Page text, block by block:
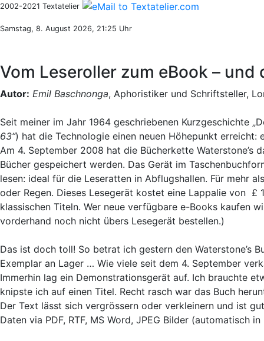
2002-2021 Textatelier
Samstag, 8. August 2026, 21:25 Uhr
Vom Leseroller zum eBook –
Autor: Emil Baschnonga, Aphoristiker und Schriftsteller,
Seit meiner im Jahr 1964 geschriebenen Kurzgeschichte
63“) hat die Technologie einen neuen Höhepunkt
Am 4. September 2008 hat die Bücherkette Waterstone’s
Bücher gespeichert werden. Das Gerät im
lesen: ideal für die Leseratten in Abflugshallen. Für mehr
oder Regen. Dieses Lesegerät kostet eine Lappalie von
klassischen Titeln. Wer neue verfügbare e-Books kaufen
vorderhand noch nicht übers Lesegerät bestellen.)
Das ist doch toll! So betrat ich gestern den Waterstone’s
Exemplar an Lager … Wie viele seit dem 4. September
Immerhin lag ein Demonstrationsgerät auf. Ich brauchte
knipste ich auf einen Titel. Recht rasch war das Buch
Der Text lässt sich vergrössern oder verkleinern und ist
Daten via PDF, RTF, MS Word, JPEG Bilder (automatisch